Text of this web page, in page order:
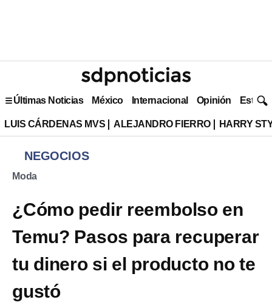
Últimas Noticias México Internacional Opinión Estilo
LUIS CÁRDENAS MVS ALEJANDRO FIERRO HARRY
NEGOCIOS
Moda
¿Cómo pedir reembolso en
Temu? Pasos para recuperar
tu dinero si el producto no te
gustó